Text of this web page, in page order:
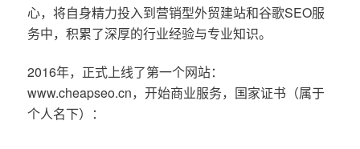
心，将自身精力投入到营销型外贸建站和谷歌SEO服
务中，积累了深厚的行业经验与专业知识。
2016年，正式上线了第一个网站：
www.cheapseo.cn，开始商业服务，国家证书（属于
个人名下）：